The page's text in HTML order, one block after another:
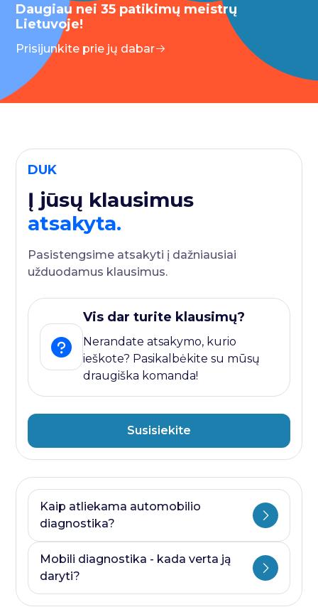
Daugiau nei 35 patikimų meistrų
Lietuvoje!
Prisijunkite prie jų dabar
DUK
Į jūsų klausimus
atsakyta.
Pasistengsime atsakyti į dažniausiai
užduodamus klausimus.
Vis dar turite klausimų?
Nerandate atsakymo, kurio
ieškote? Pasikalbėkite su mūsų
draugiška komanda!
Susisiekite
Kaip atliekama automobilio
diagnostika?
Ji visada prasideda nuo kompiuterines
diagnostikos ir baigiasi papildomais
Mobili diagnostika - kada verta ją
daryti?